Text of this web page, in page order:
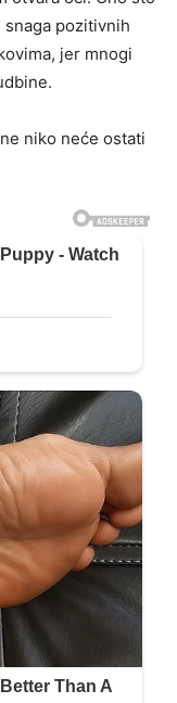
pozitivnih
jer mnogi
niko neće ostati